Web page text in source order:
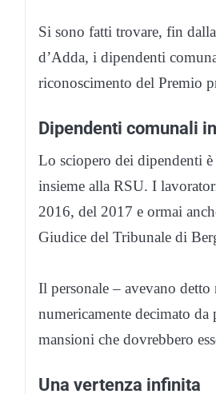
Si sono fatti trovare, fin
d’Adda, i dipendenti
riconoscimento del Premio
Dipendenti comunali
Lo sciopero dei dipendenti
insieme alla RSU. I
2016, del 2017 e ormai
Giudice del Tribunale di
Il personale – avevano
numericamente decimato
mansioni che dovrebbero
Una vertenza infinita